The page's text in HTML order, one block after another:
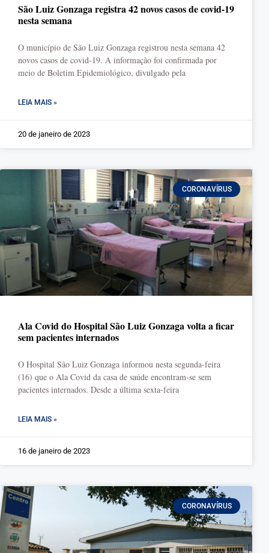
São Luiz Gonzaga registra 42 novos casos de covid-19
nesta semana
O município de São Luiz Gonzaga registrou nesta semana 42
novos casos de covid-19. A informação foi confirmada por
meio de Boletim Epidemiológico, divulgado pela
LEIA MAIS »
20 de janeiro de 2023
CORONAVÍRUS
Ala Covid do Hospital São Luiz Gonzaga volta a ficar
sem pacientes internados
O Hospital São Luiz Gonzaga informou nesta segunda-feira
(16) que o Ala Covid da casa de saúde encontram-se sem
pacientes internados. Desde a última sexta-feira
LEIA MAIS »
16 de janeiro de 2023
CORONAVÍRUS